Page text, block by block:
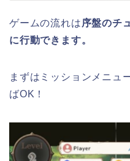
ゲームの流れは序盤のチ
に行動できます。
まずはミッションメニュ
ばOK！